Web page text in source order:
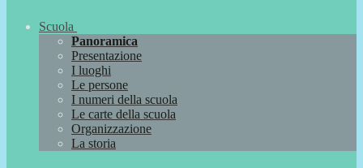
Scuola
Panoramica
Presentazione
I luoghi
Le persone
I numeri della scuola
Le carte della scuola
Organizzazione
La storia